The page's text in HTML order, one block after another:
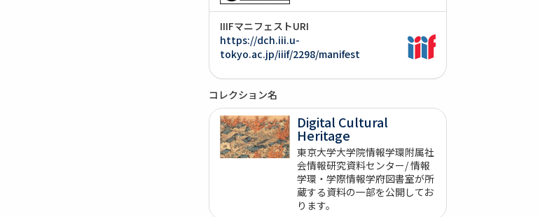
IIIFマニフェストURI
https://dch.iii.u-
tokyo.ac.jp/iiif/2298/manifest
コレクション名
Digital Cultural
Heritage
東京大学大学院情報学環附属社
会情報研究資料センター/ 情報
学環・学際情報学府図書室が所
蔵する資料の一部を公開してお
ります。